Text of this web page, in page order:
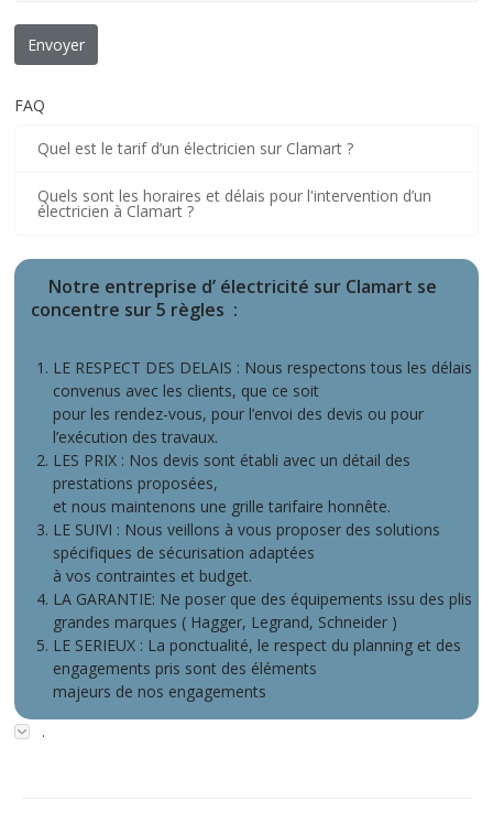
FAQ
Quel est le tarif d’un électricien sur Clamart ?
Quels sont les horaires et délais pour l'intervention d’un
électricien à Clamart ?
Notre entreprise d’ électricité sur Clamart se
concentre sur 5 règles :
LE RESPECT DES DELAIS : Nous respectons tous les délais
convenus avec les clients, que ce soit
pour les rendez-vous, pour l’envoi des devis ou pour
l’exécution des travaux.
LES PRIX : Nos devis sont établi avec un détail des
prestations proposées,
et nous maintenons une grille tarifaire honnête.
LE SUIVI : Nous veillons à vous proposer des solutions
spécifiques de sécurisation adaptées
à vos contraintes et budget.
LA GARANTIE: Ne poser que des équipements issu des plis
grandes marques ( Hagger, Legrand, Schneider )
LE SERIEUX : La ponctualité, le respect du planning et des
engagements pris sont des éléments
majeurs de nos engagements
.